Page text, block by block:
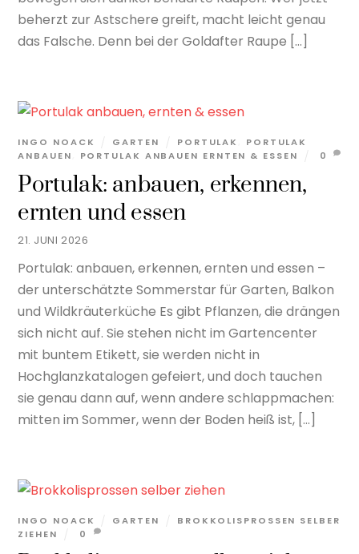
beherzt zur Astschere greift, macht leicht genau
das Falsche. Denn bei der Goldafter Raupe […]
21. JUNI 2026
Portulak: anbauen, erkennen,
ernten und essen
INGO NOACK GARTEN PORTULAK
PORTULAK
ANBAUEN
PORTULAK ANBAUEN ERNTEN & ESSEN 0
Portulak: anbauen, erkennen, ernten und essen –
der unterschätzte Sommerstar für Garten, Balkon
und Wildkräuterküche Es gibt Pflanzen, die drängen
sich nicht auf. Sie stehen nicht im Gartencenter
mit buntem Etikett, sie werden nicht in
Hochglanzkatalogen gefeiert, und doch tauchen
sie genau dann auf, wenn andere schlappmachen:
mitten im Sommer, wenn der Boden heiß ist, […]
INGO NOACK GARTEN
BROKKOLISPROSSEN SELBER
ZIEHEN
0